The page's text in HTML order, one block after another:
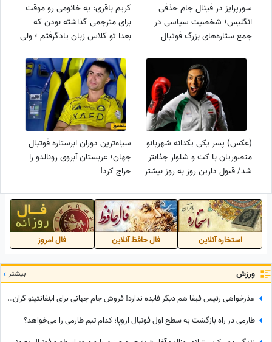
سورپرایز در فینال جام حذفی
انگلیس؛ شخصیت سیاسی در
جمع ستاره‌های بزرگ فوتبال
کریم باقری: یه خانومی رو موقت
برای مترجمی گذاشته بودن که
بعدا تو کلاس زبان یادگرفتم ؛ ولی
گرفت....
(عکس) پسر یکی یکدانه شهربانو
منصوریان با کت و شلوار جذابتر
شد/ قبول دارین روز به روز بیشتر
سیاه‌ترین دوران ابرستاره فوتبال
جهان؛ عربستان آبروی رونالدو را
حراج کرد!
استخاره آنلاین فال حافظ آنلاین فال امروز
ورزش بیشتر
عذرخواهی رئیس فیفا هم دیگر فایده ندارد! فروش جام جهانی برای اینفانتینو گران تمام شد
طارمی در راه بازگشت به سطح اول فوتبال اروپا؛ کدام تیم طارمی را می‌خواهد؟